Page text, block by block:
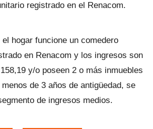
registrado en el Renacom.
hogar funcione un comedero
en Renacom y los ingresos son
y/o poseen 2 o más inmuebles
de 3 años de antigüedad, se
de ingresos medios.